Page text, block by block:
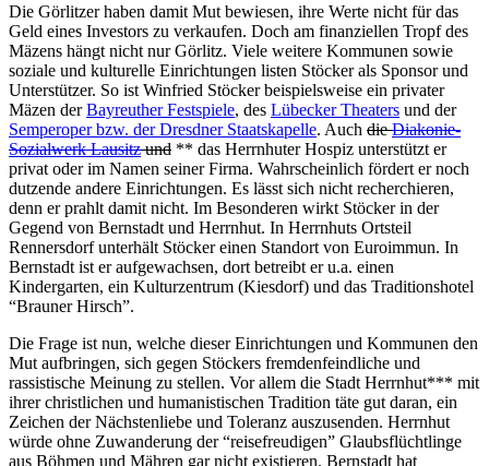
Die Görlitzer haben damit Mut bewiesen, ihre Werte nicht für das
Geld eines Investors zu verkaufen. Doch am finanziellen Tropf des
Mäzens hängt nicht nur Görlitz. Viele weitere Kommunen sowie
soziale und kulturelle Einrichtungen listen Stöcker als Sponsor und
Unterstützer. So ist Winfried Stöcker beispielsweise ein privater
Mäzen derBayreuther Festspiele, des Lübecker Theaters und der
Semperoper bzw. der Dresdner Staatskapelle. Auch dieDiakonie-
Sozialwerk Lausitzund ** das Herrnhuter Hospiz unterstützt er
privat oder im Namen seiner Firma. Wahrscheinlich fördert er noch
dutzende andere Einrichtungen. Es lässt sich nicht recherchieren,
denn er prahlt damit nicht. Im Besonderen wirkt Stöcker in der
Gegend von Bernstadt und Herrnhut. In Herrnhuts Ortsteil
Rennersdorf unterhält Stöcker einen Standort von Euroimmun. In
Bernstadt ist er aufgewachsen, dort betreibt er u.a. einen
Kindergarten, ein Kulturzentrum (Kiesdorf) und das Traditionshotel
“Brauner Hirsch”.
Die Frage ist nun, welche dieser Einrichtungen und Kommunen den
Mut aufbringen, sich gegen Stöckers fremdenfeindliche und
rassistische Meinung zu stellen. Vor allem die Stadt Herrnhut*** mit
ihrer christlichen und humanistischen Tradition täte gut daran, ein
Zeichen der Nächstenliebe und Toleranz auszusenden. Herrnhut
würde ohne Zuwanderung der “reisefreudigen” Glaubsflüchtlinge
aus Böhmen und Mähren gar nicht existieren. Bernstadt hat